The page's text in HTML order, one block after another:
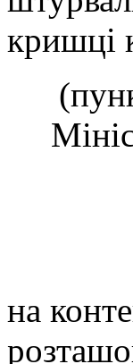
кришці
на